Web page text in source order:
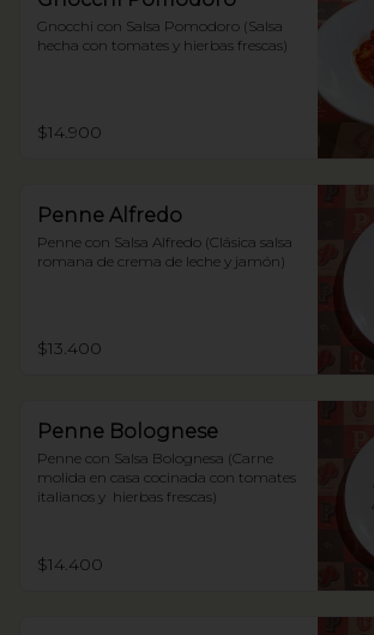
Gnocchi con Salsa Pomodoro (Salsa
hecha con tomates y hierbas frescas)
$14.900
Penne Alfredo
Penne con Salsa Alfredo (Clásica salsa
romana de crema de leche y jamón)
$13.400
Penne Bolognese
Penne con Salsa Bolognesa (Carne
molida en casa cocinada con tomates
italianos y  hierbas frescas)
$14.400